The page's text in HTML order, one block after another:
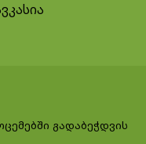
გადაბეჭდვის